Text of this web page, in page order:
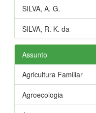
SILVA, A. G.
SILVA, R. K. da
Assunto
Agricultura Familiar
Agroecologia